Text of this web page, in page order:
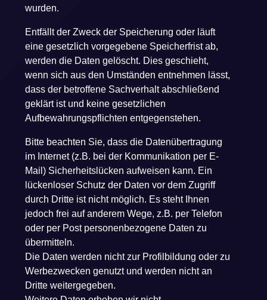
wurden.
Entfällt der Zweck der Speicherung oder läuft
eine gesetzlich vorgegebene Speicherfrist ab,
werden die Daten gelöscht. Dies geschieht,
wenn sich aus den Umständen entnehmen lässt,
dass der betroffene Sachverhalt abschließend
geklärt ist und keine gesetzlichen
Aufbewahrungspflichten entgegenstehen.
Bitte beachten Sie, dass die Datenübertragung
im Internet (z.B. bei der Kommunikation per E-
Mail) Sicherheitslücken aufweisen kann. Ein
lückenloser Schutz der Daten vor dem Zugriff
durch Dritte ist nicht möglich. Es steht Ihnen
jedoch frei auf anderem Wege, z.B. per Telefon
oder per Post personenbezogene Daten zu
übermitteln.
Die Daten werden nicht zur Profilbildung oder zu
Werbezwecken genutzt und werden nicht an
Dritte weitergegeben.